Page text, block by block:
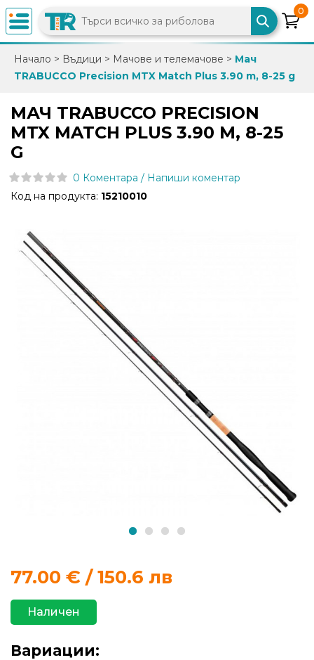
×
0882
086
info@trfish.com
Вход
Регистрация
Промоции
Влакна
за
0
Начало > Въдици > Мачове и телемачове > Mач
TRABUCCO Precision MTX Match Plus 3.90 m, 8-25 g
MАЧ TRABUCCO PRECISION
MTX MATCH PLUS 3.90 M, 8-25
G
0 Коментара / Напиши коментар
Код на продукта: 15210010
77.00 € / 150.6 лв
Наличен
Вариации: